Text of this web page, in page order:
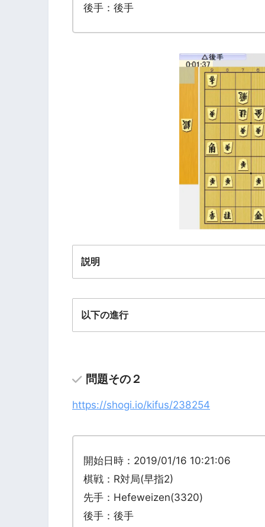
後手：後手
説明
以下の進行
問題その２
https://shogi.io/kifus/238254
開始日時：2019/01/16 10:21:06
棋戦：R対局(早指2)
先手：Hefeweizen(3320)
後手：後手